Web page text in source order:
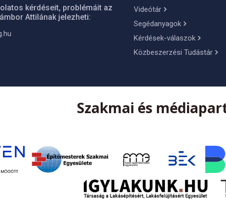
kérdéseit, problémáit az
Attilának jelezheti:
Videótár
Segédanyagok
Kérdések-válaszok
Közbeszerzési Tudástár
Szakmai és